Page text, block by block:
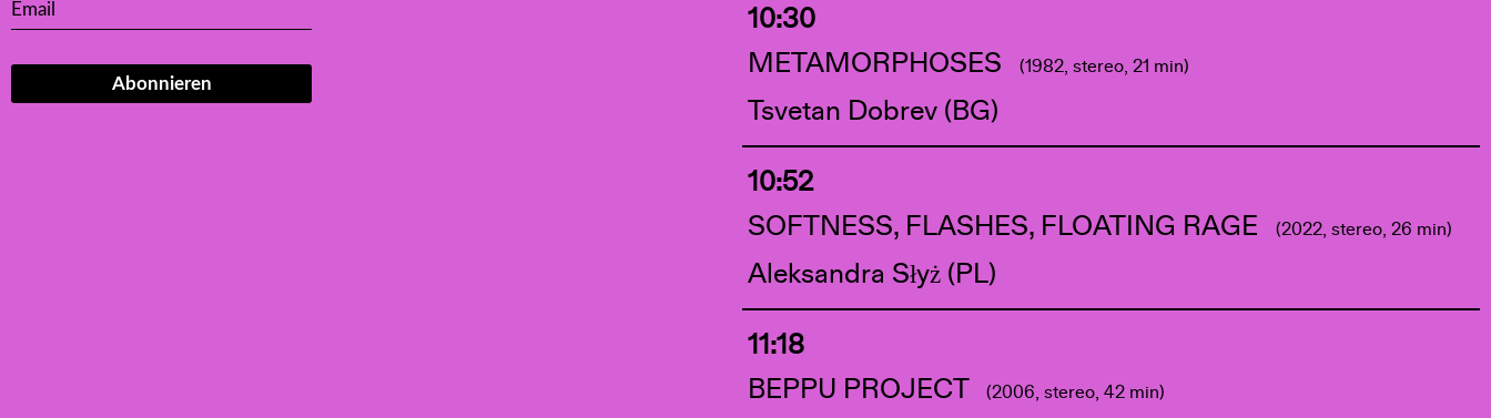
10:30
METAMORPHOSES
(1982, stereo, 21 min)
Tsvetan Dobrev (BG)
10:52
SOFTNESS, FLASHES, FLOATING RAGE
(2022, stereo, 26 min)
Aleksandra Słyż (PL)
11:18
BEPPU PROJECT
(2006, stereo, 42 min)